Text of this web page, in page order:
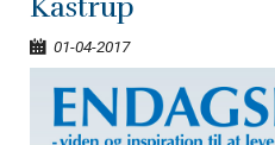
Kastrup
01-04-2017